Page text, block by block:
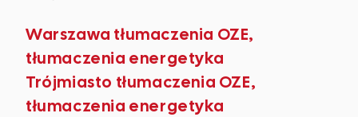
Warszawa tłumaczenia OZE,
tłumaczenia energetyka
Trójmiasto tłumaczenia OZE,
tłumaczenia energetyka